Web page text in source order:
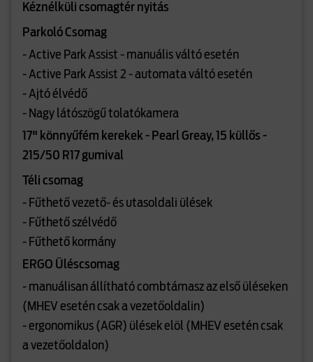
Kéznélküli csomagtér nyitás
Parkoló Csomag
- Active Park Assist - manuális váltó esetén
- Active Park Assist 2 - automata váltó esetén
- Ajtó élvédő
- Nagy látószögű tolatókamera
17" könnyűfém kerekek - Pearl Greay, 15 küllős -
215/50 R17 gumival
Téli csomag
- Fűthető vezető- és utasoldali ülések
- Fűthető szélvédő
- Fűthető kormány
ERGO Üléscsomag
- manuálisan állítható combtámasz az első üléseken
(MHEV esetén csak a vezetőoldalin)
- ergonomikus (AGR) ülések elöl (MHEV esetén csak
a vezetőoldalon)